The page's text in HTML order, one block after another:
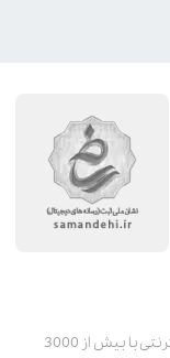
پت استور به عنوان یکی از قدیمی‌ترین پت شاپ های اینترنتی با بیش از 3000